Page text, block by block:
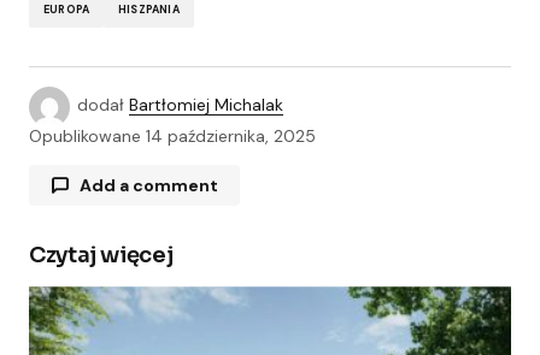
EUROPA HISZPANIA
dodał Bartłomiej Michalak
Opublikowane 14 października, 2025
Add a comment
Twój adres e-mail nie zostanie opublikowany.
Wymagane pola są oznaczone
Czytaj więcej